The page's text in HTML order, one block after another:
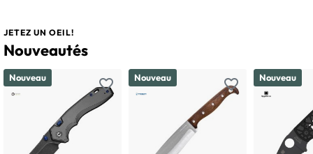
JETEZ UN OEIL!
Nouveautés
favorite_border
Nouveau favorite_border
Nouveau Nouveau